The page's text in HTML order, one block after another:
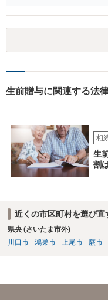
相談されるのが良いと思い
生前贈与に関連する法
相
生
割
近くの市区町村を選び直
県央 (さいたま市外)
川口市
鴻巣市 上尾市 蕨市